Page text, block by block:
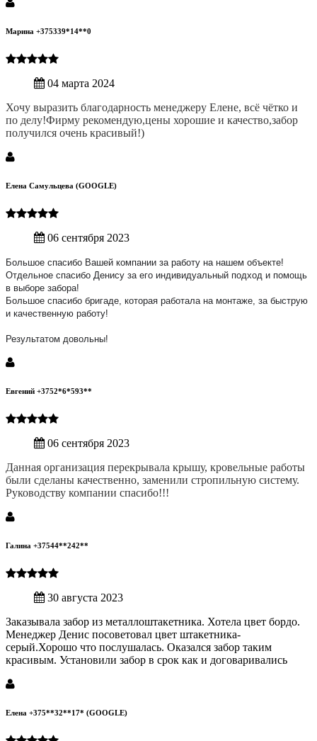
Марина +375339*14**0
04 марта 2024
Хочу выразить благодарность менеджеру Елене, всё чётко и
по делу!Фирму рекомендую,цены хорошие и качество,забор
получился очень красивый!)
Елена Самульцева (GOOGLE)
06 сентября 2023
Большое спасибо Вашей компании за работу на нашем объекте!
Отдельное спасибо Денису за его индивидуальный подход и помощь
в выборе забора!
Большое спасибо бригаде, которая работала на монтаже, за быструю
и качественную работу!
Результатом довольны!
Евгений +3752*6*593**
06 сентября 2023
Данная организация перекрывала крышу, кровельные работы
были сделаны качественно, заменили стропильную систему.
Руководству компании спасибо!!!
Галина +37544**242**
30 августа 2023
Заказывала забор из металлоштакетника. Хотела цвет бордо.
Менеджер Денис посоветовал цвет штакетника-
серый.Хорошо что послушалась. Оказался забор таким
красивым. Установили забор в срок как и договаривались
Елена +375**32**17* (GOOGLE)